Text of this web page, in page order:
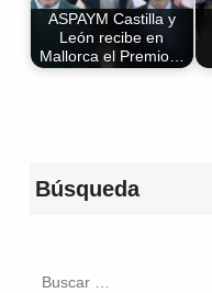
ASPAYM Castilla y
León recibe en
Mallorca el Premio…
Búsqueda